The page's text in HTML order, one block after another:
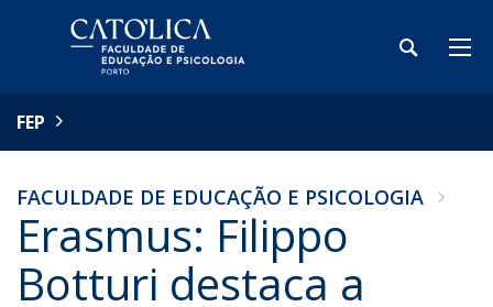
FEP
FACULDADE DE EDUCAÇÃO E PSICOLOGIA
Erasmus: Filippo
Botturi destaca a